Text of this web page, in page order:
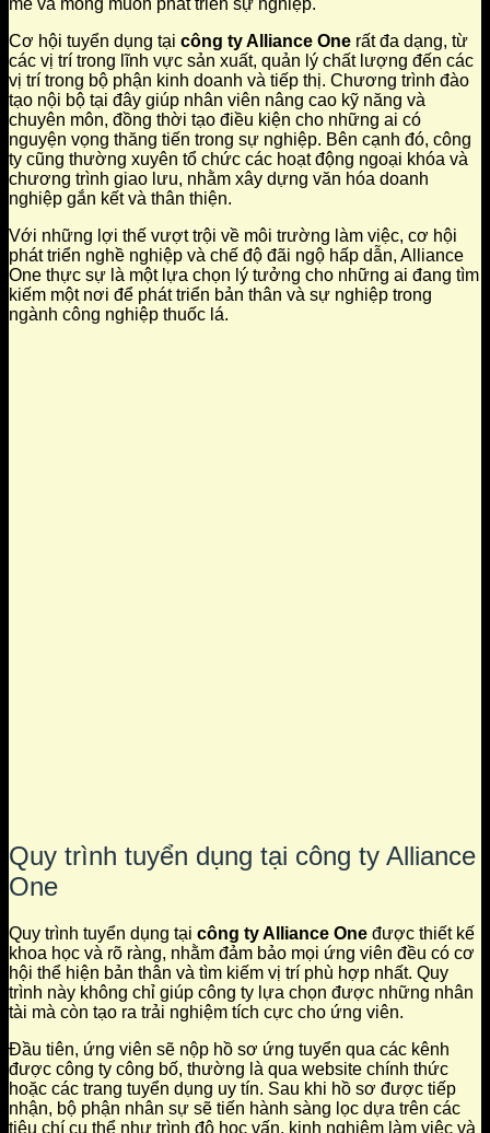
mê và mong muốn phát triển sự nghiệp.
Cơ hội tuyển dụng tại công ty Alliance One rất đa dạng, từ
các vị trí trong lĩnh vực sản xuất, quản lý chất lượng đến các
vị trí trong bộ phận kinh doanh và tiếp thị. Chương trình đào
tạo nội bộ tại đây giúp nhân viên nâng cao kỹ năng và
chuyên môn, đồng thời tạo điều kiện cho những ai có
nguyện vọng thăng tiến trong sự nghiệp. Bên cạnh đó, công
ty cũng thường xuyên tổ chức các hoạt động ngoại khóa và
chương trình giao lưu, nhằm xây dựng văn hóa doanh
nghiệp gắn kết và thân thiện.
Với những lợi thế vượt trội về môi trường làm việc, cơ hội
phát triển nghề nghiệp và chế độ đãi ngộ hấp dẫn, Alliance
One thực sự là một lựa chọn lý tưởng cho những ai đang tìm
kiếm một nơi để phát triển bản thân và sự nghiệp trong
ngành công nghiệp thuốc lá.
Quy trình tuyển dụng tại công ty Alliance
One
Quy trình tuyển dụng tại công ty Alliance One được thiết kế
khoa học và rõ ràng, nhằm đảm bảo mọi ứng viên đều có cơ
hội thể hiện bản thân và tìm kiếm vị trí phù hợp nhất. Quy
trình này không chỉ giúp công ty lựa chọn được những nhân
tài mà còn tạo ra trải nghiệm tích cực cho ứng viên.
Đầu tiên, ứng viên sẽ nộp hồ sơ ứng tuyển qua các kênh
được công ty công bố, thường là qua website chính thức
hoặc các trang tuyển dụng uy tín. Sau khi hồ sơ được tiếp
nhận, bộ phận nhân sự sẽ tiến hành sàng lọc dựa trên các
tiêu chí cụ thể như trình độ học vấn, kinh nghiệm làm việc và